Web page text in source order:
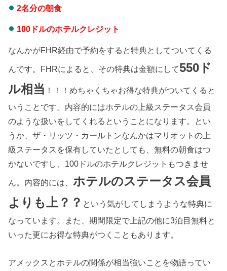
2名分の朝食
100ドルのホテルクレジット
なんかがFHR経由で予約をすると特典としてついてくる
んです。FHRによると、その特典は金額にして550ド
ル相当 ！！！めちゃくちゃお得な特典がついてくると
いうことです。内容的にはホテルの上級ステータス会員
のような扱いをしてくれるということになります。とい
うか、ザ・リッツ・カールトンなんかはマリオットの上
級ステータスを保有していたとしても、無料の朝食はつ
かないですし、100ドルのホテルクレジットもつきませ
ん。内容的には、ホテルのステータス会員
よりも上？？ という気がしてしまうような特典に
なっています。また、期間限定で上記の他に3泊目無料と
いった更にお得な特典がつくこともあります。
アメックスとホテルの関係が相当強いことを物語ってい